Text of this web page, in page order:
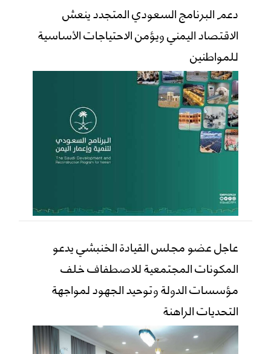
دعم البرنامج السعودي المتجدد ينعش
الاقتصاد اليمني ويؤمن الاحتياجات الأساسية
للمواطنين
عاجل عضو مجلس القيادة الخنبشي يدعو
المكونات المجتمعية للاصطفاف خلف
مؤسسات الدولة وتوحيد الجهود لمواجهة
التحديات الراهنة